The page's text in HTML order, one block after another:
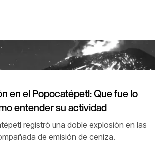
en el Popocatépetl: Que fue lo
entender su actividad
registró una doble explosión en las
de emisión de ceniza.